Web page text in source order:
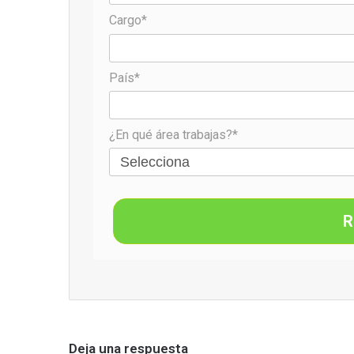
Cargo*
País*
¿En qué área trabajas?*
Deja una respuesta